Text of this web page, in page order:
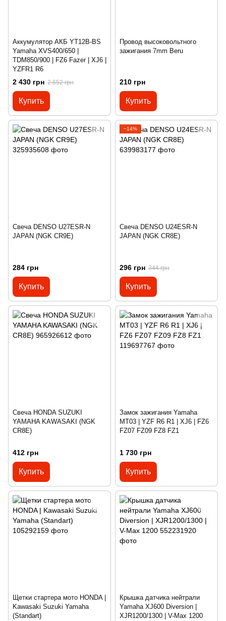
Аккумулятор АКБ YT12B-BS
Yamaha XVS400/650 |
TDM850/900 | FZ6 Fazer | XJ6 |
YZFR1 R6
2 430 грн 2 652 грн
Купить
Провод высоковольтного
зажигания 7mm Beru
210 грн
Купить
Свеча DENSO U27ESR-N
JAPAN (NGK CR9E)
284 грн
Купить
−14%
Свеча DENSO U24ESR-N
JAPAN (NGK CR8E)
296 грн 344 грн
Купить
Свеча HONDA SUZUKI
YAMAHA KAWASAKI (NGK
CR8E)
412 грн
Купить
Замок зажигания Yamaha
MT03 | YZF R6 R1 | XJ6 | FZ6
FZ07 FZ09 FZ8 FZ1
1 730 грн
Купить
Щетки стартера мото HONDA |
Kawasaki Suzuki Yamaha
(Standart)
Крышка датчика нейтрали
Yamaha XJ600 Diversion |
XJR1200/1300 | V-Max 1200